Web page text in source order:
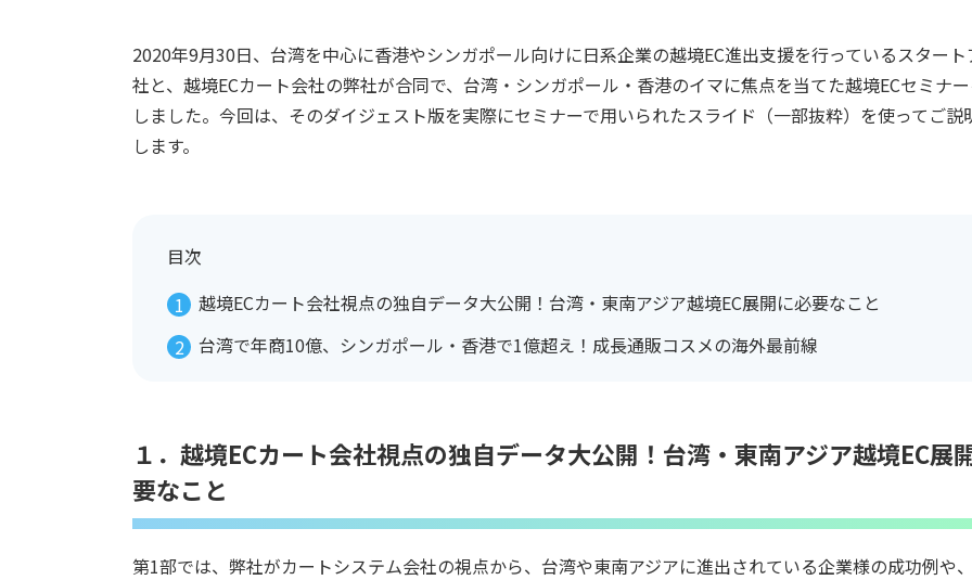
2020年9月30日、台湾を中心に香港やシンガポール向けに日系企業の越境EC進出支援を行っているスタート
社と、越境ECカート会社の弊社が合同で、台湾・シンガポール・香港のイマに焦点を当てた越境ECセミナ
しました。今回は、そのダイジェスト版を実際にセミナーで用いられたスライド（一部抜粋）を使ってご説
します。
目次
越境ECカート会社視点の独自データ大公開！台湾・東南アジア越境EC展開に必要なこと
台湾で年商10億、シンガポール・香港で1億超え！成長通販コスメの海外最前線
１．越境ECカート会社視点の独自データ大公開！台湾・東南アジア越境EC展
要なこと
第1部では、弊社がカートシステム会社の視点から、台湾や東南アジアに進出されている企業様の成功例や